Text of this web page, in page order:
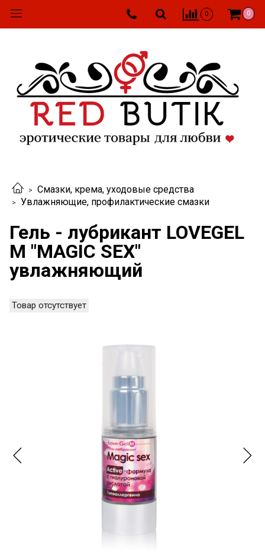
0 0
Смазки, крема, уходовые средства
Увлажняющие, профилактические смазки
Гель - лубрикант LOVEGEL
M "MAGIC SEX"
увлажняющий
Товар отсутствует